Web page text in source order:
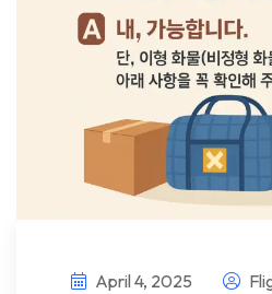
April 4, 2025